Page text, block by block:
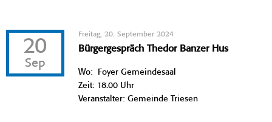
20
Sep
Freitag, 20. September 2024
Bürgergespräch Thedor Banzer Hus
Wo: Foyer Gemeindesaal
Zeit: 18.00 Uhr
Veranstalter: Gemeinde Triesen